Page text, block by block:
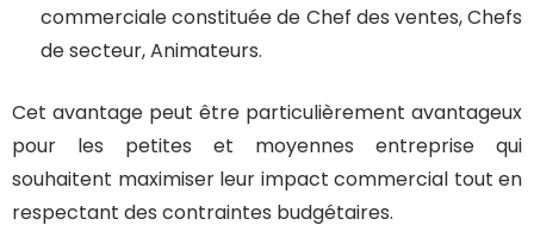
commerciale constituée de Chef des ventes, Chefs
de secteur, Animateurs.
Cet avantage peut être particulièrement avantageux
pour les petites et moyennes entreprise qui
souhaitent maximiser leur impact commercial tout en
respectant des contraintes budgétaires.